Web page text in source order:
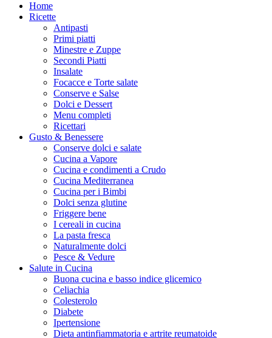
Home
Ricette
Antipasti
Primi piatti
Minestre e Zuppe
Secondi Piatti
Insalate
Focacce e Torte salate
Conserve e Salse
Dolci e Dessert
Menu completi
Ricettari
Gusto & Benessere
Conserve dolci e salate
Cucina a Vapore
Cucina e condimenti a Crudo
Cucina Mediterranea
Cucina per i Bimbi
Dolci senza glutine
Friggere bene
I cereali in cucina
La pasta fresca
Naturalmente dolci
Pesce & Vedure
Salute in Cucina
Buona cucina e basso indice glicemico
Celiachia
Colesterolo
Diabete
Ipertensione
Dieta antinfiammatoria e artrite reumatoide